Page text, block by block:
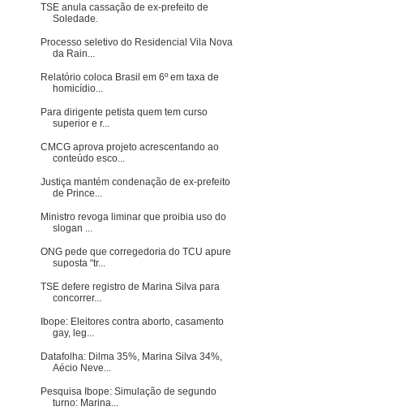
TSE anula cassação de ex-prefeito de
Soledade.
Processo seletivo do Residencial Vila Nova
da Rain...
Relatório coloca Brasil em 6º em taxa de
homicídio...
Para dirigente petista quem tem curso
superior e r...
CMCG aprova projeto acrescentando ao
conteúdo esco...
Justiça mantém condenação de ex-prefeito
de Prince...
Ministro revoga liminar que proibia uso do
slogan ...
ONG pede que corregedoria do TCU apure
suposta “tr...
TSE defere registro de Marina Silva para
concorrer...
Ibope: Eleitores contra aborto, casamento
gay, leg...
Datafolha: Dilma 35%, Marina Silva 34%,
Aécio Neve...
Pesquisa Ibope: Simulação de segundo
turno: Marina...